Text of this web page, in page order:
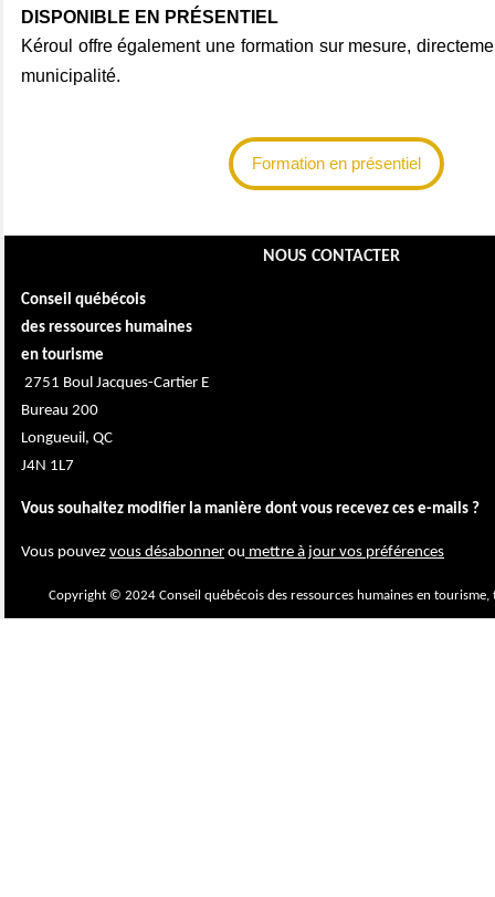
DISPONIBLE EN PRÉSENTIEL
Kéroul offre également une formation sur mesure,
municipalité.
Formation en présentiel
NOUS CONTACTER
Conseil québécois
des ressources humaines
en tourisme
2751 Boul Jacques-Cartier E
Bureau 200
Longueuil, QC
J4N 1L7
Vous souhaitez modifier la manière dont vous recevez ces e-mails ?
Vous pouvez vous désabonner ou mettre à jour vos préférences
Copyright © 2024 Conseil québécois des ressources humaines en